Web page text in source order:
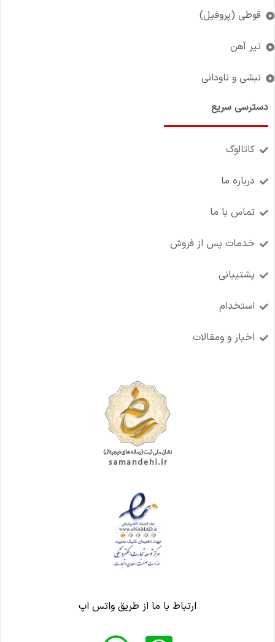
قوطی (پروفیل)
تیر آهن
نبشی و ناودانی
دسترسی سریع
کاتالوگ
درباره ما
تماس با ما
خدمات پس از فروش
پشتیبانی
استخدام
اخبار و ومقالات
ارتباط با ما از طریق واتس اپ